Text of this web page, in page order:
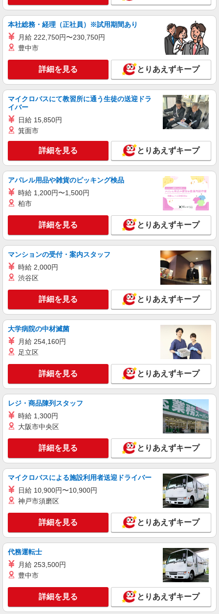
デイサービスでの介護士
時給：初任者1520円/実務者1580円/介護福祉士
1650円 ※資格や経験などによる
栃木県栃木市
キープ 詳細を見る
派遣社員
株式会社kotrio /●UT-H-2028555
≪栃木市≫日勤のみ＆残業ナシ！お迎えに間に
時給1500円〜2125円 ＜日払い有/週払い有/交
栃木市 ＊最寄り駅：新栃木
キープ 詳細を見る
派遣社員
株式会社kotrio /●UT-H-2068547
栃木市のデイサービス♪日勤のみ！残業ゼロで
時給1500円〜2125円 ＜日払い有/週払い有/交
通費全支給(ガソリン代含む)＞
栃木市 ★面接なし
詳細を見る
株式会社kotrio /●UT-H-1959412
栃木市｜リハビリ補助などのデイサービス
STAFF♪未経験OK
時給1500円〜2125円 ＜日払い有/週払い有/交
詳細を見る
派遣社員
株式会社kotrio /●UT-H-1977614
栃木市★シニア向け住宅での見守り・生活サポ
時給1500円〜2125円 ＜日払い有/週払い有/交
通費全支給(ガソリン代含む)＞
栃木市 ★面接なし
キープ 詳細を見る
株式会社kotrio /●UT-H-2051191
タイパ最強！希望の働き方が叶う有料住宅のス
タッフ★＠栃木市
時給1500円〜2125円 ＜日払い有/週払い有/交
通費全支給(ガソリン代含む)＞
キープ 詳細を見る
本社総務・経理（正社員）※試用期間あり
月給 222,750円〜230,750円
豊中市
詳細を見る とりあえずキープ
マイクロバスにて教習所に通う生徒の送迎ドラ
イバー
日給 15,850円
箕面市
詳細を見る とりあえずキープ
アパレル用品や雑貨のピッキング検品
時給 1,200円〜1,500円
柏市
詳細を見る とりあえずキープ
マンションの受付・案内スタッフ
時給 2,000円
渋谷区
詳細を見る とりあえずキープ
大学病院の中材滅菌
月給 254,160円
足立区
詳細を見る とりあえずキープ
レジ・商品陳列スタッフ
時給 1,300円
大阪市中央区
詳細を見る とりあえずキープ
マイクロバスによる施設利用者送迎ドライバー
日給 10,900円〜10,900円
神戸市須磨区
詳細を見る とりあえずキープ
代務運転士
月給 253,500円
豊中市
詳細を見る とりあえずキープ